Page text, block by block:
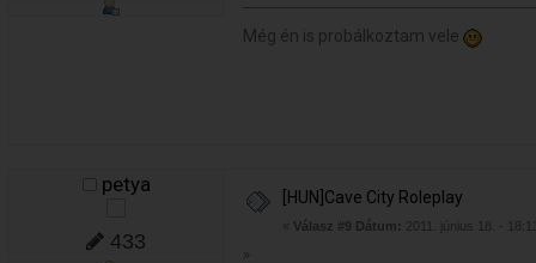
Még én is probálkoztam vele
petya
433
[HUN]Cave City Roleplay
« Válasz #9 Dátum:
2011. június 18. -
»